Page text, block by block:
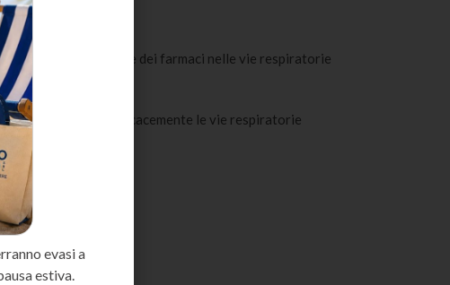
ottimale dei farmaci nelle vie respiratorie
per raggiungere efficacemente le vie respiratorie
evasi a
estiva.